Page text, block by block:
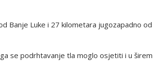
Banje Luke i 27 kilometara jugozapadno od
se podrhtavanje tla moglo osjetiti i u širem